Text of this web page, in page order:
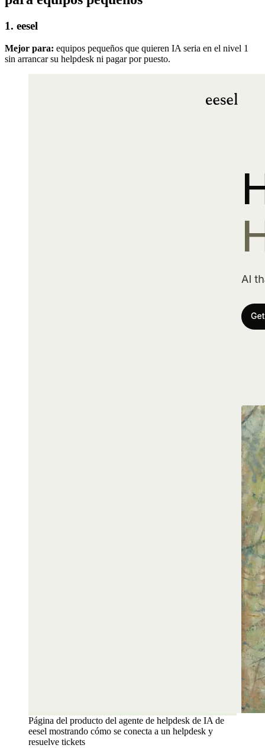
1. eesel
Mejor para: equipos pequeños que quieren IA seria en el nivel 1
sin arrancar su helpdesk ni pagar por puesto.
Página del producto del agente de helpdesk de IA de
eesel mostrando cómo se conecta a un helpdesk y
resuelve tickets